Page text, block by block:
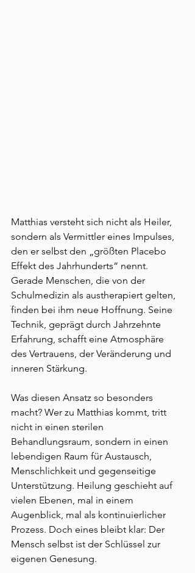
Matthias versteht sich nicht als Heiler,
sondern als Vermittler eines Impulses,
den er selbst den „größten Placebo
Effekt des Jahrhunderts“ nennt.
Gerade Menschen, die von der
Schulmedizin als austherapiert gelten,
finden bei ihm neue Hoffnung. Seine
Technik, geprägt durch Jahrzehnte
Erfahrung, schafft eine Atmosphäre
des Vertrauens, der Veränderung und
inneren Stärkung.
Was diesen Ansatz so besonders
macht? Wer zu Matthias kommt, tritt
nicht in einen sterilen
Behandlungsraum, sondern in einen
lebendigen Raum für Austausch,
Menschlichkeit und gegenseitige
Unterstützung. Heilung geschieht auf
vielen Ebenen, mal in einem
Augenblick, mal als kontinuierlicher
Prozess. Doch eines bleibt klar: Der
Mensch selbst ist der Schlüssel zur
eigenen Genesung.